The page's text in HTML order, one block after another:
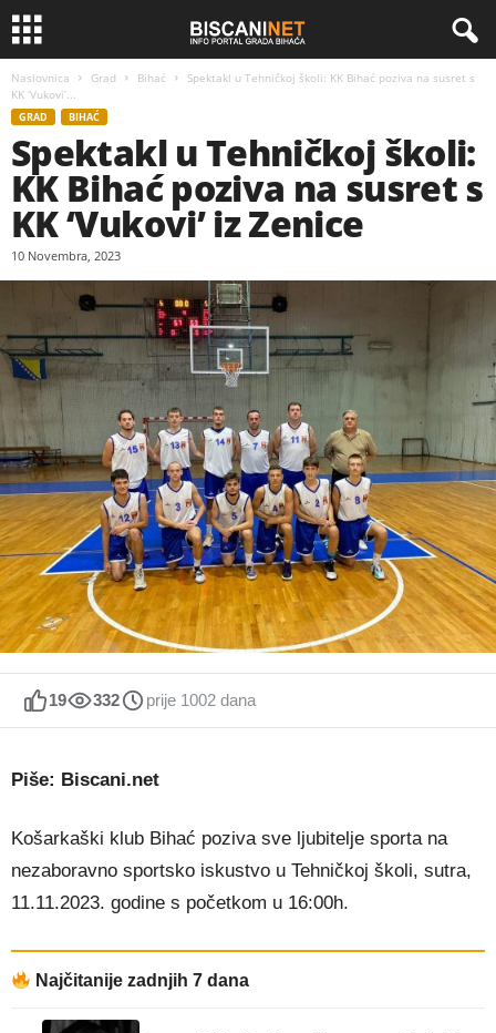
Naslovnica Grad Bihać
Spektakl u Tehničkoj školi: KK Bihać poziva na susret s
KK ‘Vukovi’...
GRAD BIHAĆ
Spektakl u Tehničkoj školi:
KK Bihać poziva na susret s
KK ‘Vukovi’ iz Zenice
10 Novembra, 2023
19 332 prije 1002 dana
Piše: Biscani.net
Košarkaški klub Bihać poziva sve ljubitelje sporta na
nezaboravno sportsko iskustvo u Tehničkoj školi, sutra,
11.11.2023. godine s početkom u 16:00h.
Najčitanije zadnjih 7 dana